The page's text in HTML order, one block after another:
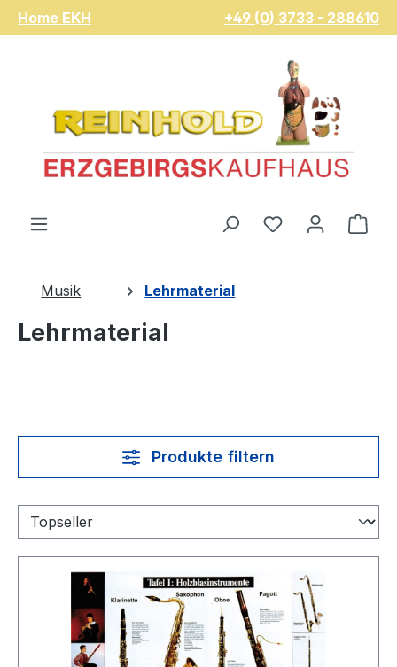
Zum Hauptinhalt springen
Home EKH +49 (0) 3733 - 288610
Du hast 0
Musik Lehrmaterial
Lehrmaterial
Produkte filtern